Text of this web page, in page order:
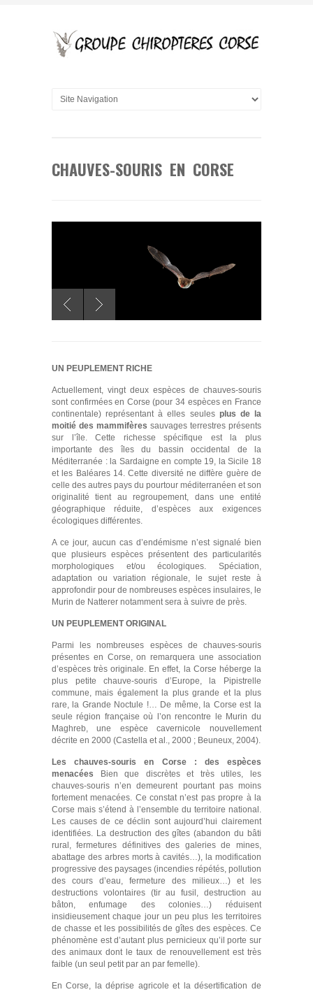
CHAUVES-SOURIS EN CORSE
UN PEUPLEMENT RICHE
Actuellement, vingt deux espèces de chauves-souris
sont confirmées en Corse (pour 34 espèces en France
continentale) représentant à elles seules plus de la
moitié des mammifères sauvages terrestres présents
sur l’île. Cette richesse spécifique est la plus
importante des îles du bassin occidental de la
Méditerranée : la Sardaigne en compte 19, la Sicile 18
et les Baléares 14. Cette diversité ne diffère guère de
celle des autres pays du pourtour méditerranéen et son
originalité tient au regroupement, dans une entité
géographique réduite, d’espèces aux exigences
écologiques différentes.
A ce jour, aucun cas d’endémisme n’est signalé bien
que plusieurs espèces présentent des particularités
morphologiques et/ou écologiques. Spéciation,
adaptation ou variation régionale, le sujet reste à
approfondir pour de nombreuses espèces insulaires, le
Murin de Natterer notamment sera à suivre de près.
UN PEUPLEMENT ORIGINAL
Parmi les nombreuses espèces de chauves-souris
présentes en Corse, on remarquera une association
d’espèces très originale. En effet, la Corse héberge la
plus petite chauve-souris d’Europe, la Pipistrelle
commune, mais également la plus grande et la plus
rare, la Grande Noctule !… De même, la Corse est la
seule région française où l’on rencontre le Murin du
Maghreb, une espèce cavernicole nouvellement
décrite en 2000 (Castella et al., 2000 ; Beuneux, 2004).
Les chauves-souris en Corse : des espèces
menacées Bien que discrètes et très utiles, les
chauves-souris n’en demeurent pourtant pas moins
fortement menacées. Ce constat n’est pas propre à la
Corse mais s’étend à l’ensemble du territoire national.
Les causes de ce déclin sont aujourd’hui clairement
identifiées. La destruction des gîtes (abandon du bâti
rural, fermetures définitives des galeries de mines,
abattage des arbres morts à cavités…), la modification
progressive des paysages (incendies répétés, pollution
des cours d’eau, fermeture des milieux…) et les
destructions volontaires (tir au fusil, destruction au
bâton, enfumage des colonies…) réduisent
insidieusement chaque jour un peu plus les territoires
de chasse et les possibilités de gîtes des espèces. Ce
phénomène est d’autant plus pernicieux qu’il porte sur
des animaux dont le taux de renouvellement est très
faible (un seul petit par an par femelle).
En Corse, la déprise agricole et la désertification de